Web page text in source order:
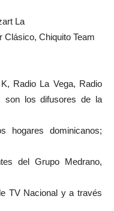
La
Clásico, Chiquito Team
Radio La Vega, Radio
los difusores de la
hogares dominicanos;
del Grupo Medrano,
TV Nacional y a través